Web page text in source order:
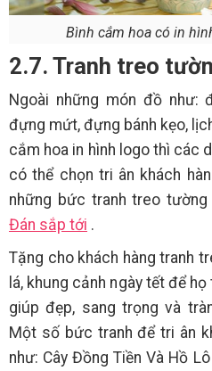
Bình cắm hoa có in
2.7. Tranh treo
Ngoài những món đồ như:
đựng mứt, đựng bánh kẹo,
cắm hoa in hình logo thì các
có thể chọn tri ân khách
những bức tranh treo
Đán sắp tới .
Tặng cho khách hàng tranh
lá, khung cảnh ngày tết để
giúp đẹp, sang trọng và
Một số bức tranh để tri ân
như: Cây Đồng Tiền Và Hồ